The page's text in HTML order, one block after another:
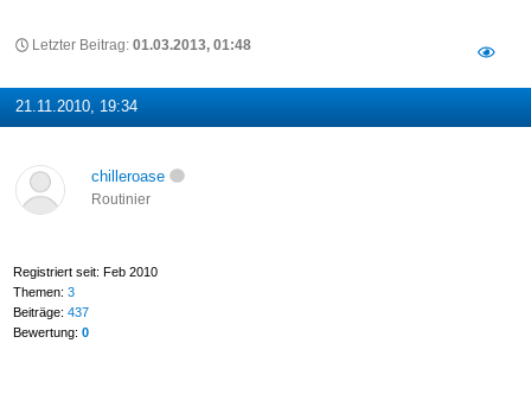
Letzter Beitrag:01.03.2013, 01:48
21.11.2010, 19:34
chilleroase
Routinier
Registriert seit: Feb 2010
Themen: 3
Beiträge: 437
Bewertung: 0